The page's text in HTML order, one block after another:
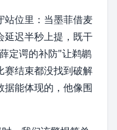
站位里：当墨菲借麦
延迟半秒上提，既干
定谔的补防"让鹈鹕
赛结束都没找到破解
据能体现的，他像围